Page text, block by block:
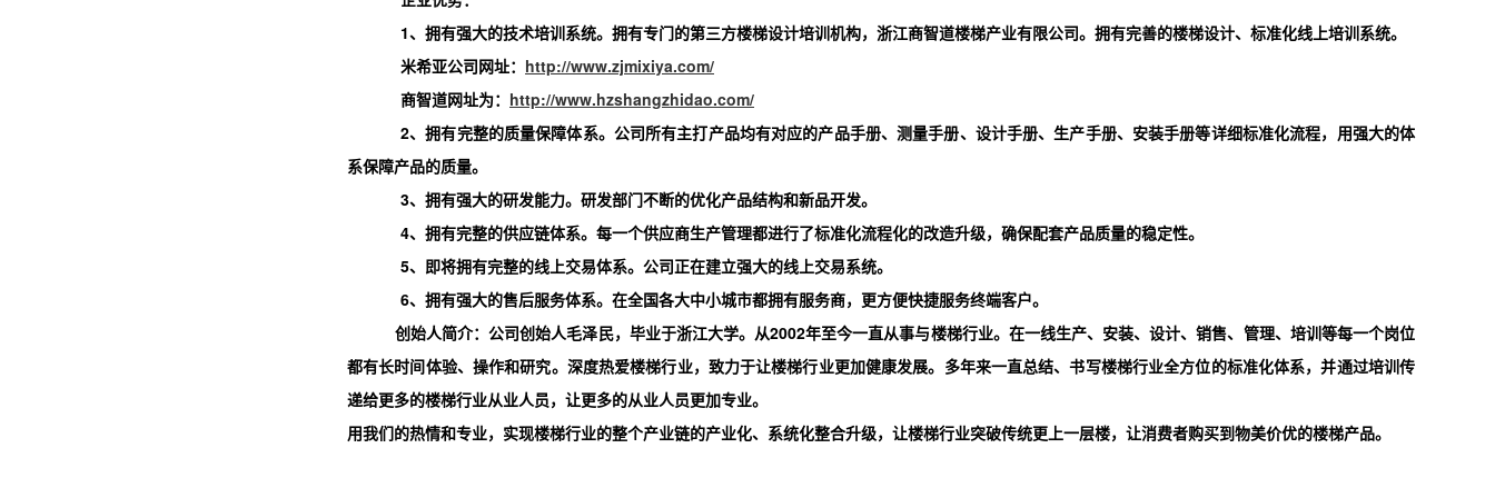
1、 拥有强大的技术培训系统。 拥有专门的第三方楼梯设计培训机构， 浙江商智道楼梯产业有限公司。 拥有完善的楼梯设计、标准化线上培训系统。
米希亚公司网址： http://www.zjmixiya.com/
商智道网址为： http://www.hzshangzhidao.com/
2、拥有完整的质量保障体系。 公司所有主打产品均有对应的产品手册、测量手册、设计手册、生产手册、安装手册等详细标准化流程，用强大的体
系保障产品的质量。
3、 拥有强大的研发能力。 研发部门不断的优化产品结构和新品开发。
4、 拥有完整的供应链体系。 每一个供应商生产管理都进行了标准化流程化的改造升级，确保配套产品质量的稳定性。
5、 即将拥有完整的线上交易体系。 公司正在建立强大的线上交易系统。
6、 拥有强大的售后服务体系。 在全国各大中小城市都拥有服务商，更方便快捷服务终端客户。
创始人简介：公司创始人毛泽民，毕业于浙江大学。从2002年至今一直从事与楼梯行业。在一线生产、安装、设计、销售、管理、培训等每一个岗位
都有长时间体验、操作和研究。深度热爱楼梯行业，致力于让楼梯行业更加健康发展。多年来一直总结、书写楼梯行业全方位的标准化体系，并通过培训传
递给更多的楼梯行业从业人员，让更多的从业人员更加专业。
用我们的热情和专业，实现楼梯行业的整个产业链的产业化、系统化整合升级，让楼梯行业突破传统更上一层楼，让消费者购买到物美价优的楼梯产品。